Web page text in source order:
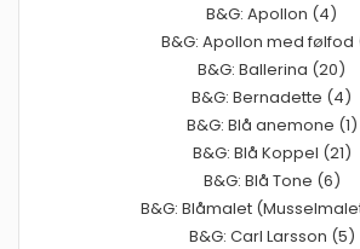
B&G: Apollon (4)
B&G: Apollon med følfod
B&G: Ballerina (20)
B&G: Bernadette (4)
B&G: Blå anemone (1)
B&G: Blå Koppel (21)
B&G: Blå Tone (6)
B&G: Blåmalet
B&G: Carl Larsson (5)